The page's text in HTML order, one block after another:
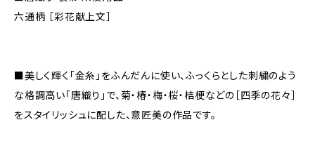
六通柄 ［彩花献上文］
■美しく輝く「金糸」をふんだんに使い、ふっくらとした刺繍のよう
な格調高い「唐織り」で、菊・椿・梅・桜・桔梗などの［四季の花々］
をスタイリッシュに配した、意匠美の作品です。